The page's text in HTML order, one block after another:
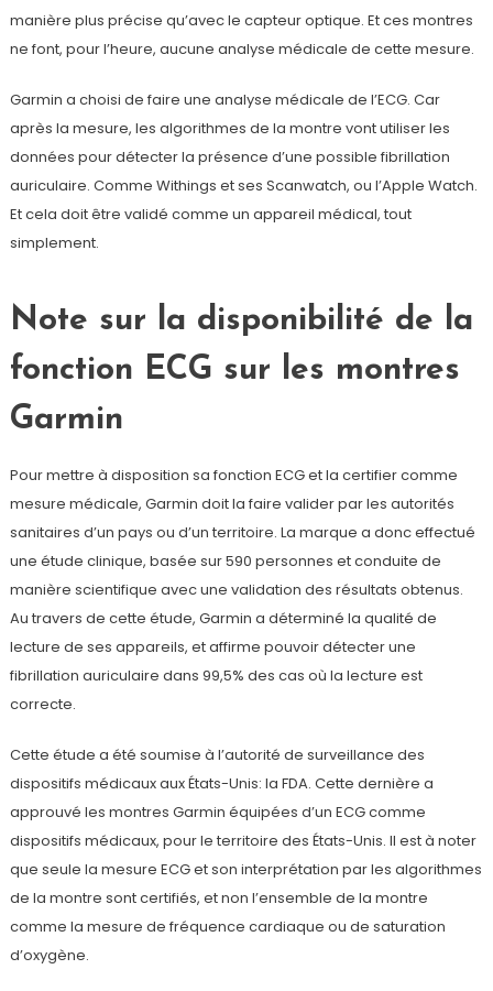
manière plus précise qu’avec le capteur optique. Et ces montres
ne font, pour l’heure, aucune analyse médicale de cette mesure.
Garmin a choisi de faire une analyse médicale de l’ECG. Car
après la mesure, les algorithmes de la montre vont utiliser les
données pour détecter la présence d’une possible fibrillation
auriculaire. Comme Withings et ses Scanwatch, ou l’Apple Watch.
Et cela doit être validé comme un appareil médical, tout
simplement.
Note sur la disponibilité de la
fonction ECG sur les montres
Garmin
Pour mettre à disposition sa fonction ECG et la certifier comme
mesure médicale, Garmin doit la faire valider par les autorités
sanitaires d’un pays ou d’un territoire. La marque a donc effectué
une étude clinique, basée sur 590 personnes et conduite de
manière scientifique avec une validation des résultats obtenus.
Au travers de cette étude, Garmin a déterminé la qualité de
lecture de ses appareils, et affirme pouvoir détecter une
fibrillation auriculaire dans 99,5% des cas où la lecture est
correcte.
Cette étude a été soumise à l’autorité de surveillance des
dispositifs médicaux aux États-Unis: la FDA. Cette dernière a
approuvé les montres Garmin équipées d’un ECG comme
dispositifs médicaux, pour le territoire des États-Unis. Il est à noter
que seule la mesure ECG et son interprétation par les algorithmes
de la montre sont certifiés, et non l’ensemble de la montre
comme la mesure de fréquence cardiaque ou de saturation
d’oxygène.